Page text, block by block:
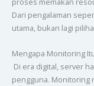
Dari pengalaman
utama, bukan lagi
Mengapa Monitoring
Di era digital, server
pengguna. Monitoring